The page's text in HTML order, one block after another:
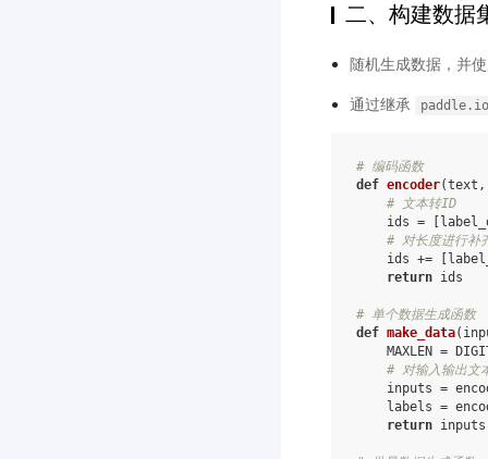
二、构建数据
随机生成数据，并
通过继承
# 编码函数
def encoder(text ,
# 文本转ID
ids =
# 对长度进行补
ids +=
return ids
# 单个数据生成函数
def make_data(
MAXLEN =
# 对输入输出文
inputs =
labels =
return inputs